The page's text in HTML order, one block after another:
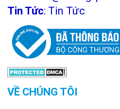
Tin Tức: Tin Tức
VỀ CHÚNG TÔI